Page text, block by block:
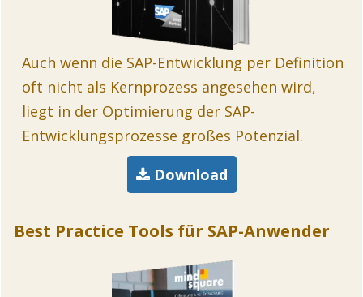
Auch wenn die SAP-Entwicklung per Definition
oft nicht als Kernprozess angesehen wird,
liegt in der Optimierung der SAP-
Entwicklungsprozesse großes Potenzial.
Download
Best Practice Tools für SAP-Anwender